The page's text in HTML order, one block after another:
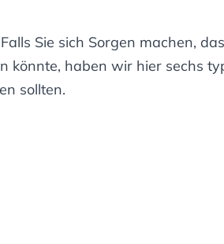
Sie sich Sorgen machen,
könnte, haben wir hier sechs
sollten.